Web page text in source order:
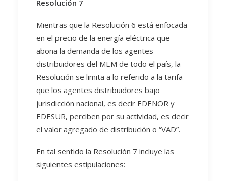
Resolución 7
Mientras que la Resolución 6 está enfocada
en el precio de la energía eléctrica que
abona la demanda de los agentes
distribuidores del MEM de todo el país, la
Resolución se limita a lo referido a la tarifa
que los agentes distribuidores bajo
jurisdicción nacional, es decir EDENOR y
EDESUR, perciben por su actividad, es decir
el valor agregado de distribución o “VAD”.
En tal sentido la Resolución 7 incluye las
siguientes estipulaciones: